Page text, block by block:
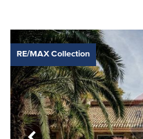
RE/MAX Collection